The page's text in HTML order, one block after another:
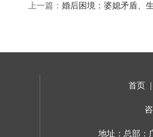
上一篇： 婚后困境：婆媳矛盾、
首页
地址：总部：